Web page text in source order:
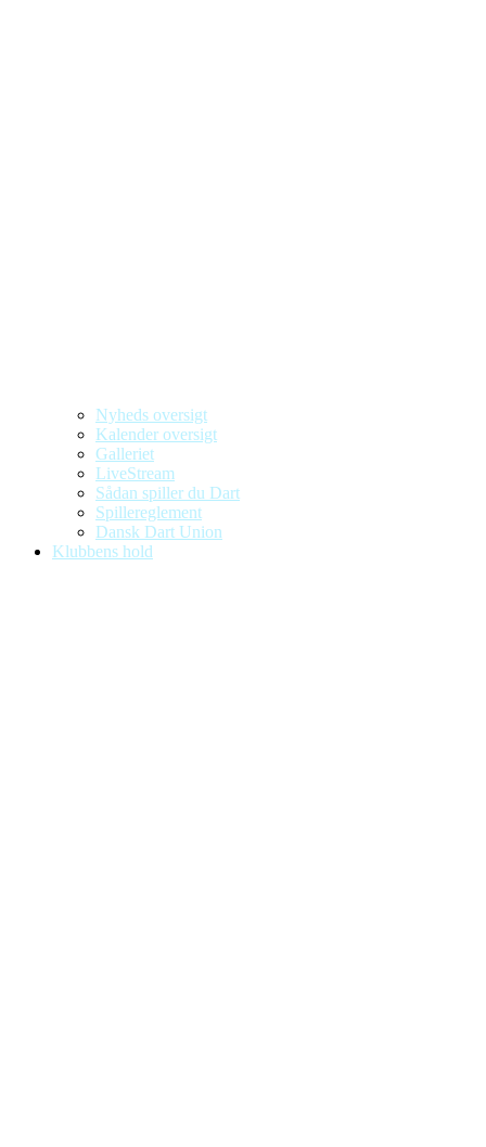
Nyheds oversigt
Kalender oversigt
Galleriet
LiveStream
Sådan spiller du Dart
Spillereglement
Dansk Dart Union
Klubbens hold